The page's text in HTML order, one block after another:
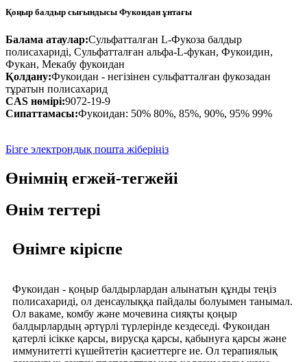
Қоңыр балдыр сығындысы Фукоидан ұнтағы
Балама атаулар:Сульфатталған L-Фукоза балдыр
полисахариді, Сульфатталған альфа-L-фукан, Фукоидин,
Фукан, Мекабу фукоидан
Қолдану:Фукоидан - негізінен сульфатталған фукозадан
тұратын полисахарид
CAS нөмірі:9072-19-9
Сипаттамасы:Фукоидан: 50% 80%, 85%, 90%, 95% 99%
Бізге электрондық пошта жіберіңіз
Өнімнің егжей-тегжейі
Өнім тегтері
Өнімге кіріспе
Фукоидан - қоңыр балдырлардан алынатын құнды теңіз
полисахариді, ол денсаулыққа пайдалы болуымен танымал.
Ол вакаме, комбу және мочевина сияқты қоңыр
балдырлардың әртүрлі түрлерінде кездеседі. Фукоидан
қатерлі ісікке қарсы, вирусқа қарсы, қабынуға қарсы және
иммунитетті күшейтетін қасиеттерге ие. Ол терапиялық